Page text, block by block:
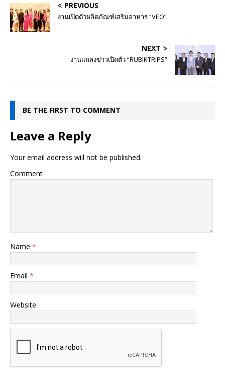
PREVIOUS
งานเปิดตัวผลิตภัณฑ์เสริมอาหาร “VEO”
NEXT
งานแถลงข่าวเปิดตัว “RUBIKTRIPS”
BE THE FIRST TO COMMENT
Leave a Reply
Your email address will not be published.
Comment
Name *
Email *
Website